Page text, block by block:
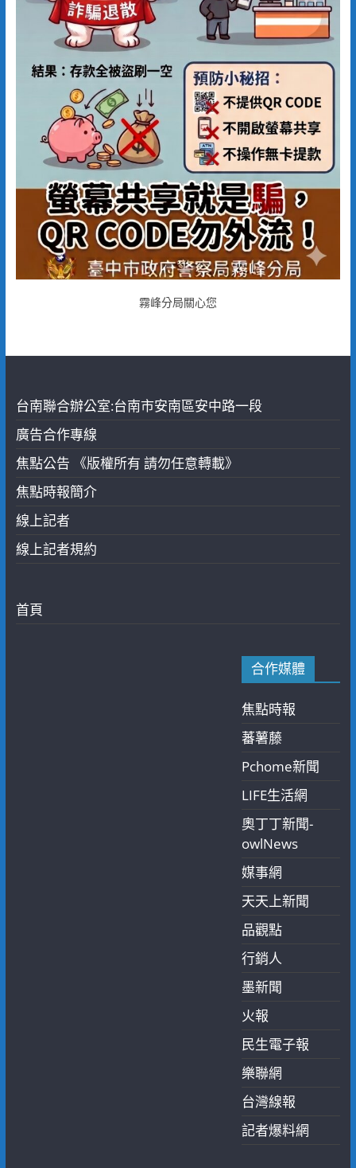
霧峰分局關心您
台南聯合辦公室:台南市安南區安中路一段
廣告合作專線
焦點公告 《版權所有 請勿任意轉載》
焦點時報簡介
線上記者
線上記者規約
首頁
合作媒體
焦點時報
蕃薯藤
Pchome新聞
LIFE生活網
奧丁丁新聞-
owlNews
媒事網
天天上新聞
品觀點
行銷人
墨新聞
火報
民生電子報
樂聯網
台灣線報
記者爆料網